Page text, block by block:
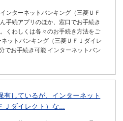
ンターネットバンキング（三菱ＵＦ
手続アプリのほか、窓口でお手続き
くわしくは各々のお手続き方法をご
ットバンキング（三菱ＵＦＪダイレ
でお手続き可能 インターネットバン
有しているが、インターネット
ダイレクト）な...